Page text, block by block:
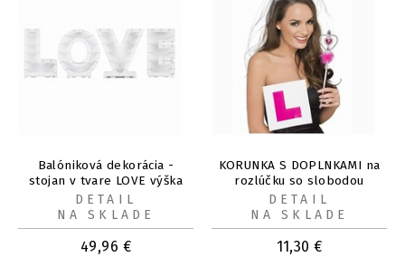
Balóniková dekorácia -
stojan v tvare LOVE výška
63 cm
49,96 €
DETAIL
NA SKLADE
KORUNKA S DOPLNKAMI na
rozlúčku so slobodou
11,30 €
DETAIL
NA SKLADE